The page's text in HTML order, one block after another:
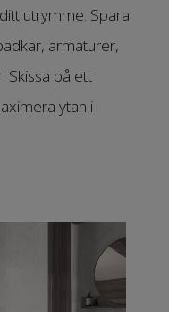
utrymme. Spara
armaturer,
Skissa på ett
ytan i